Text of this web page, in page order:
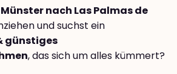
nach Las Palmas de
und suchst ein
günstiges
, das sich um alles kümmert?